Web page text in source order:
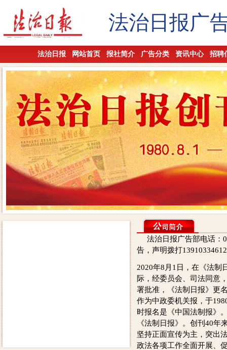
法治日报广
法治日报 网站首页 报社简介 广告分类 资讯中心 招聘
法治日报广告部电话：
告，声明拨打
2020年8月1日，在《法制
际，经委员会、司法同意
署批准，《法制日报》更
作为中政委机关报，于
时报名是《中国法制报》
《法制日报》。创刊40年
坚持正面宣传为主，突出
政法各项工作全面开展、